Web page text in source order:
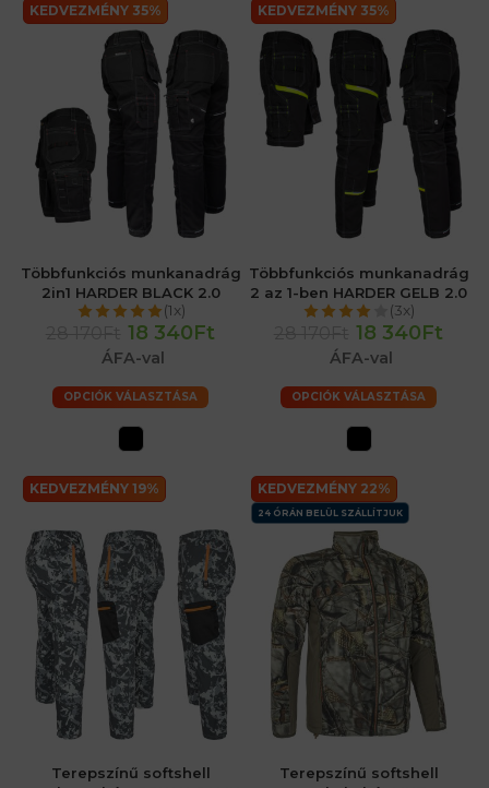
KEDVEZMÉNY 35%
Többfunkciós munkanadrág
2in1 HARDER BLACK 2.0
(1x)
18 340Ft
ÁFA-val
OPCIÓK VÁLASZTÁSA
KEDVEZMÉNY 35%
Többfunkciós munkanadrág
2 az 1-ben HARDER GELB 2.0
(3x)
18 340Ft
ÁFA-val
OPCIÓK VÁLASZTÁSA
KEDVEZMÉNY 19%
Terepszínű softshell
KEDVEZMÉNY 22%
24 ÓRÁN BELÜL SZÁLLÍTJUK
Terepszínű softshell